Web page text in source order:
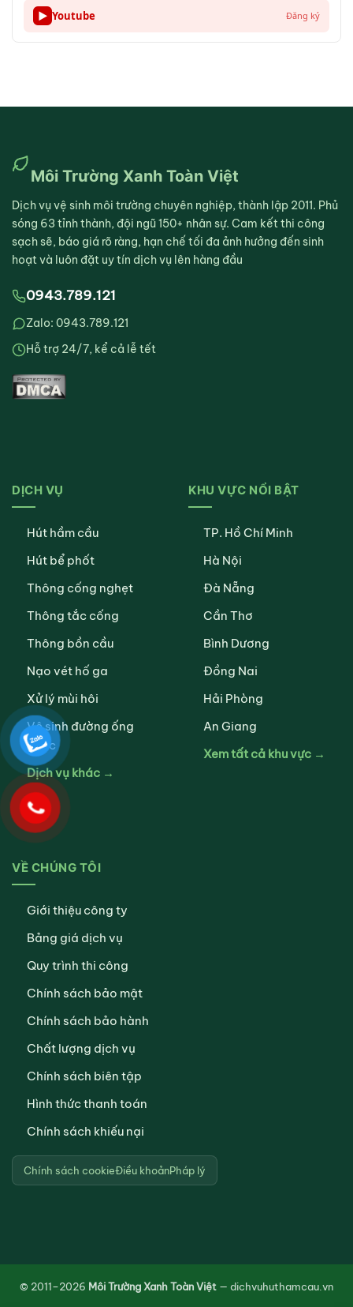
▶ Youtube Đăng ký
Môi Trường Xanh Toàn Việt
Dịch vụ vệ sinh môi trường chuyên nghiệp, thành lập 2011. Phủ
sóng 63 tỉnh thành, đội ngũ 150+ nhân sự. Cam kết thi công
sạch sẽ, báo giá rõ ràng, hạn chế tối đa ảnh hưởng đến sinh
hoạt và luôn đặt uy tín dịch vụ lên hàng đầu
0943.789.121
Zalo: 0943.789.121
Hỗ trợ 24/7, kể cả lễ tết
DỊCH VỤ
Hút hầm cầu
Hút bể phốt
Thông cống nghẹt
Thông tắc cống
Thông bồn cầu
Nạo vét hố ga
Xử lý mùi hôi
Vệ sinh đường ống
nước
Dịch vụ khác →
KHU VỰC NỔI BẬT
TP. Hồ Chí Minh
Hà Nội
Đà Nẵng
Cần Thơ
Bình Dương
Đồng Nai
Hải Phòng
An Giang
Xem tất cả khu vực →
VỀ CHÚNG TÔI
Giới thiệu công ty
Bảng giá dịch vụ
Quy trình thi công
Chính sách bảo mật
Chính sách bảo hành
Chất lượng dịch vụ
Chính sách biên tập
Hình thức thanh toán
Chính sách khiếu nại
Chính sách cookieĐiều khoảnPháp lý
© 2011–2026 Môi Trường Xanh Toàn Việt — dichvuhuthamcau.vn